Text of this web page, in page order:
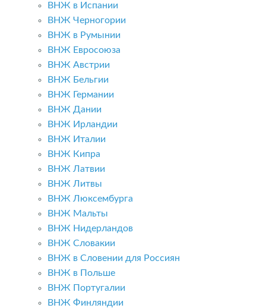
ВНЖ в Испании
ВНЖ Черногории
ВНЖ в Румынии
ВНЖ Евросоюза
ВНЖ Австрии
ВНЖ Бельгии
ВНЖ Германии
ВНЖ Дании
ВНЖ Ирландии
ВНЖ Италии
ВНЖ Кипра
ВНЖ Латвии
ВНЖ Литвы
ВНЖ Люксембурга
ВНЖ Мальты
ВНЖ Нидерландов
ВНЖ Словакии
ВНЖ в Словении для Россиян
ВНЖ в Польше
ВНЖ Португалии
ВНЖ Финляндии